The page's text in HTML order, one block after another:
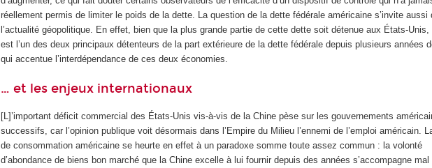
réellement permis de limiter le poids de la dette. La question de la dette fédérale américaine s’invite aussi
l’actualité géopolitique. En effet, bien que la plus grande partie de cette dette soit détenue aux États-Unis,
est l’un des deux principaux détenteurs de la part extérieure de la dette fédérale depuis plusieurs années
qui accentue l’interdépendance de ces deux économies.
… et les enjeux internationaux
[L]’important déficit commercial des États-Unis vis-à‑vis de la Chine pèse sur les gouvernements
successifs, car l’opinion publique voit désormais dans l’Empire du Milieu l’ennemi de l’emploi américain.
de consommation américaine se heurte en effet à un paradoxe somme toute assez commun : la volonté
d’abondance de biens bon marché que la Chine excelle à lui fournir depuis des années s’accompagne mal